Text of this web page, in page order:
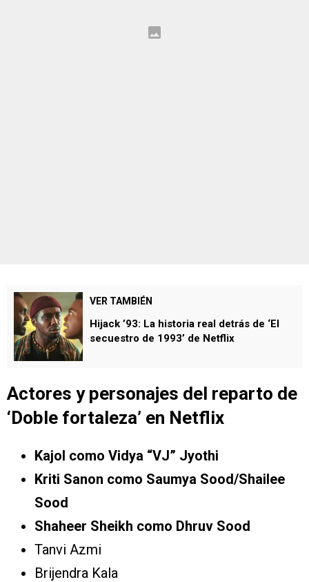
VER TAMBIÉN
Hijack ’93: La historia real detrás de ‘El
secuestro de 1993’ de Netflix
Actores y personajes del reparto de
‘Doble fortaleza’ en Netflix
Kajol como Vidya “VJ” Jyothi
Kriti Sanon como Saumya Sood/Shailee
Sood
Shaheer Sheikh como Dhruv Sood
Tanvi Azmi
Brijendra Kala